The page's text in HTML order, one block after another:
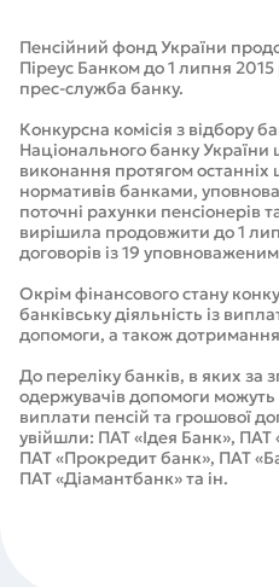
Пенсійний фонд України
Піреус Банком до 1 липня
прес-служба банку.
Конкурсна комісія з відбору
Національного банку України
виконання протягом останніх
нормативів банками,
поточні рахунки пенсіонерів
вирішила продовжити до 1
договорів із 19
Окрім фінансового стану
банківську діяльність із
допомоги, а також
До переліку банків, в яких за
одержувачів допомоги
виплати пенсій та грошової
увійшли: ПАТ «Ідея Банк»,
ПАТ «Прокредит банк», ПАТ
ПАТ «Діамантбанк» та ін.